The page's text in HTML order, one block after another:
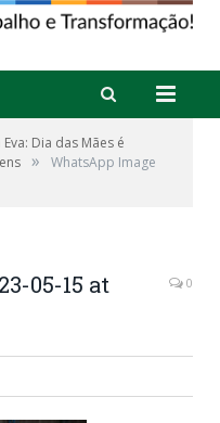
Dia das Mães é
»
WhatsApp Image
05-15 at
0